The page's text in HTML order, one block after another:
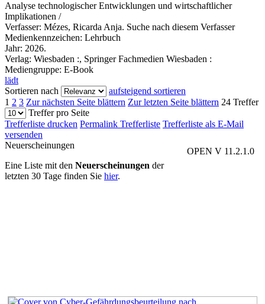
Analyse technologischer Entwicklungen und wirtschaftlicher
Implikationen /
Verfasser: Mézes, Ricarda Anja. Suche nach diesem Verfasser
Medienkennzeichen: Lehrbuch
Jahr: 2026.
Verlag: Wiesbaden :, Springer Fachmedien Wiesbaden :
Mediengruppe: E-Book
lädt
Sortieren nach
aufsteigend sortieren
1 2 3 Zur nächsten Seite blättern Zur letzten Seite blättern 24 Treffer
Treffer pro Seite
Trefferliste drucken Permalink Trefferliste Trefferliste als E-Mail
versenden
OPEN V 11.2.1.0
Neuerscheinungen
Eine Liste mit den Neuerscheinungen der
letzten 30 Tage finden Sie hier.